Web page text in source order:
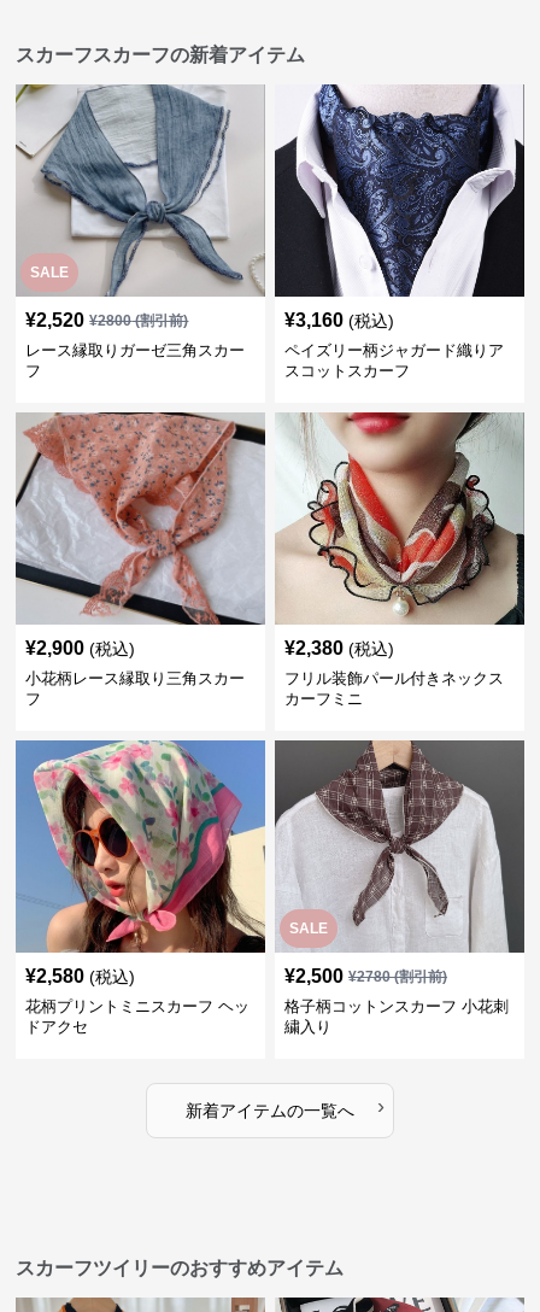
スカーフスカーフの新着アイテム
SALE
¥2,520 ¥2800(割引前)
レース縁取りガーゼ三角スカー
フ
¥3,160 (税込)
ペイズリー柄ジャガード織りア
スコットスカーフ
¥2,900 (税込)
小花柄レース縁取り三角スカー
フ
¥2,380 (税込)
フリル装飾パール付きネックス
カーフミニ
¥2,580 (税込)
花柄プリントミニスカーフ ヘッ
ドアクセ
SALE
¥2,500 ¥2780(割引前)
格子柄コットンスカーフ 小花刺
繍入り
新着アイテムの一覧へ ›
スカーフツイリーのおすすめアイテム